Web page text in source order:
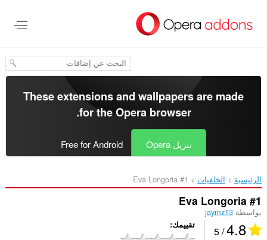
المحتوى
These extensions and wallpapers are made
for theOpera browser
.
تنزيل Opera Free for Android
الرئيسية الخلفيات Eva Longoria #1‎
Eva Longoria #1
بواسطة jaymz13
4.8
/ 5 تقييمك